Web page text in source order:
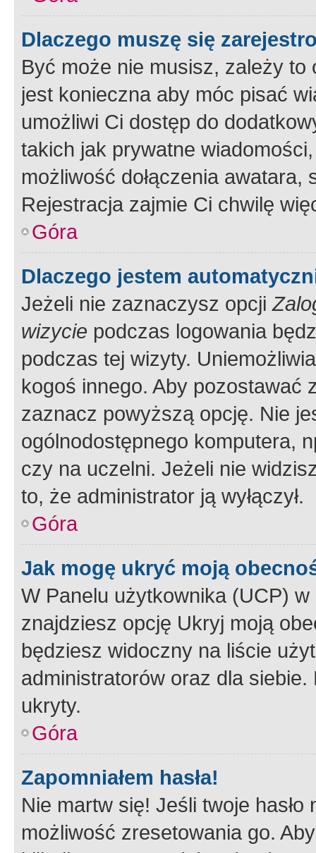
Dlaczego muszę się
Być może nie musisz, zależy
jest konieczna aby móc pisać
umożliwi Ci dostęp do
takich jak prywatne
możliwość dołączenia
Rejestracja zajmie Ci chwilę
Góra
Dlaczego jestem
Jeżeli nie zaznaczysz opcji
wizycie podczas logowania
podczas tej wizyty.
kogoś innego. Aby pozostawać
zaznacz powyższą opcję. Nie
ogólnodostępnego komputera,
czy na uczelni. Jeżeli nie
to, że administrator ją wyłączył.
Góra
Jak mogę ukryć moją
W Panelu użytkownika (UCP) w
znajdziesz opcję Ukryj moją
będziesz widoczny na liście
administratorów oraz dla
ukryty.
Góra
Zapomniałem hasła!
Nie martw się! Jeśli twoje
możliwość zresetowania go.